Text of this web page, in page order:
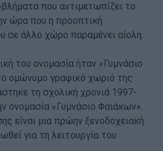
που αντιμετωπίζει το
ώρα που η προοπτική
σε άλλο χώρο παραμένει αίολη.
του ονομασία ήταν «Γυμνάσιο
ομώνυμο γραφικό χωριό της
τη σχολική χρονιά 1997-
ονομασία «Γυμνάσιο Φαιάκων».
είναι μια πρώην ξενοδοχειακή
για τη λειτουργία του